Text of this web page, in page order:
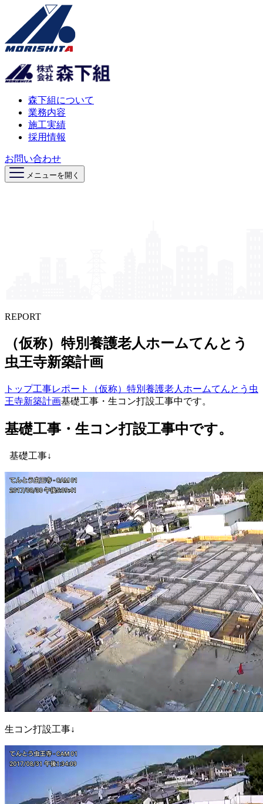
森下組について
業務内容
施工実績
採用情報
お問い合わせ
メニューを開く
REPORT
（仮称）​特別養護老人ホームてんとう​
虫王寺新築計画
トップ工事レポート
（仮称）特別養護老人ホームてんとう虫
王寺新築計画基礎工事・生コン打設工事中です。
基礎工事・生コン打設工事中です。
基礎工事↓
生コン打設工事↓